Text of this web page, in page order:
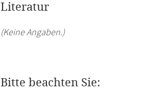
Literatur
(Keine Angaben.)
Bitte beachten Sie: